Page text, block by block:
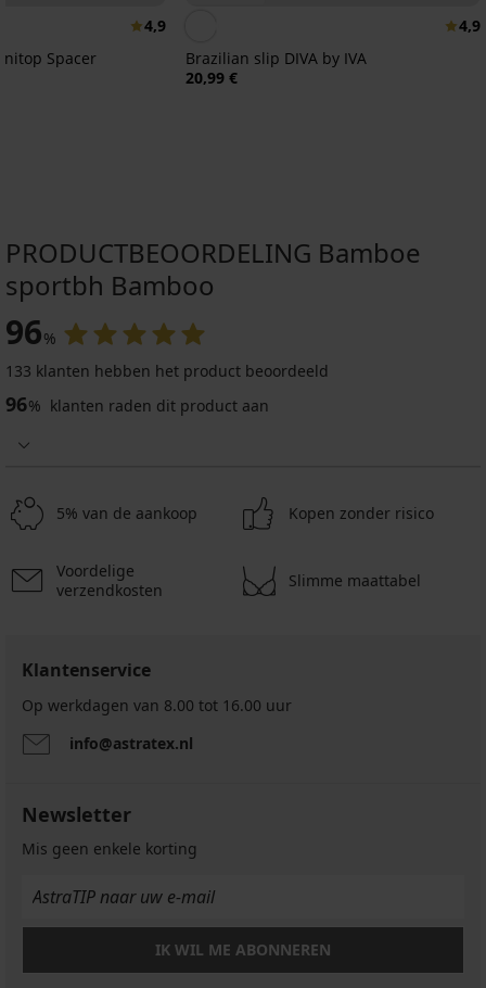
4,9
Spacer
4,9
Brazilian slip DIVA by IVA
20,99 €
3+1 GRATIS
-25 % ALL25
Klassieke
slip
8,09
GRATIS
€
code
ALL25
PRODUCTBEOORDELING Bamboe
sportbh Bamboo
96%
133 klanten hebben het product beoordeeld
96% klanten raden dit product aan
5% van de aankoop Kopen zonder risico
Voordelige
verzendkosten
Slimme maattabel
Klantenservice
Op werkdagen van 8.00 tot 16.00 uur
info@astratex.nl
Newsletter
Mis geen enkele korting
IK WIL ME ABONNEREN